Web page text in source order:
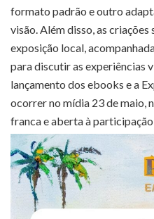
formato padrão e outro
visão. Além disso, as
exposição local,
para discutir as experiências
lançamento dos ebooks e a
ocorrer no mídia 23 de maio,
franca e aberta à